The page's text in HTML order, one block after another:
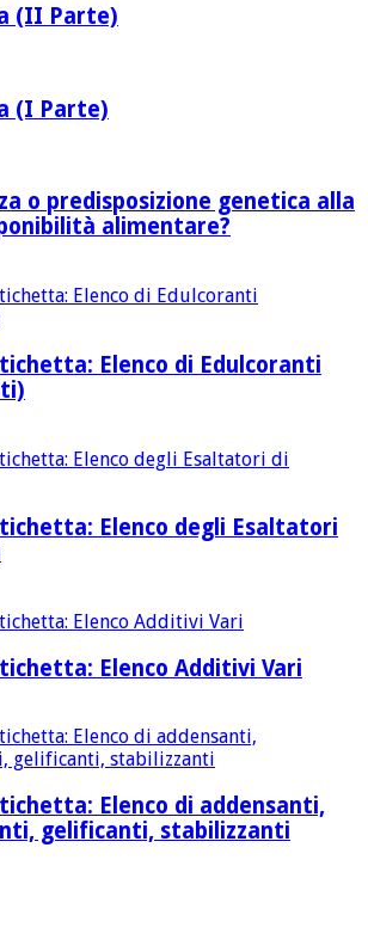
(II Parte)
(I Parte)
o predisposizione genetica alla
alimentare?
Elenco di Edulcoranti
Elenco degli Esaltatori
Elenco Additivi Vari
Elenco di addensanti,
gelificanti, stabilizzanti